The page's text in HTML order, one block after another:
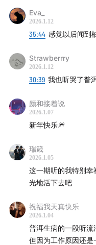
Eva_
2026.1.12
35:44 感觉以后闻到
Strawberrry
2026.1.12
30:39 我也听哭了普
颜和接着说
2026.1.07
新年快乐🎆
瑞箴
2026.1.05
这一期听的我特别
光地活下去吧
祝福我天真快乐
2026.1.04
普洱生病的一段听流
但因为工作原因还